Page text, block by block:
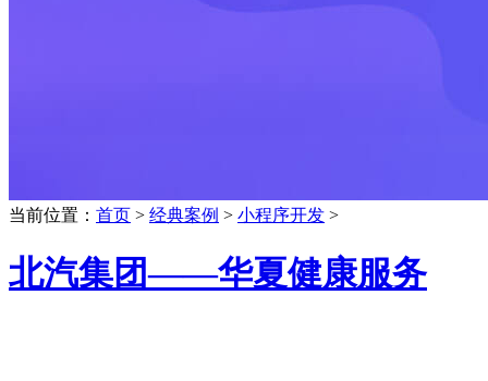
当前位置： 首页 > 经典案例 > 小程序开发 >
北汽集团——华夏健康服务